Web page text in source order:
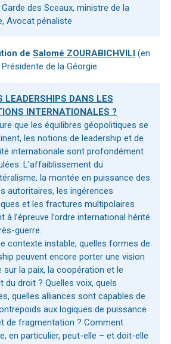
des Sceaux, ministre de la
Avocat pénaliste
de Salomé ZOURABICHVILI (en
de la Géorgie
LEADERSHIPS DANS LES
INTERNATIONALES ?
que les équilibres géopolitiques se
les notions de leadership et de
internationale sont profondément
L’affaiblissement du
la montée en puissance des
autoritaires, les ingérences
et les fractures multipolaires
à l’épreuve l’ordre international hérité
guerre.
contexte instable, quelles formes de
peuvent encore porter une vision
sur la paix, la coopération et le
du droit ? Quelles voix, quels
quelles alliances sont capables de
aux logiques de puissance
de fragmentation ? Comment
en particulier, peut-elle – et doit-elle